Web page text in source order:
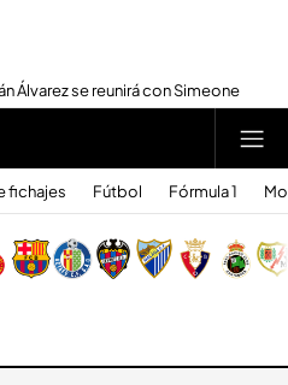
Álvarez se reunirá con Simeone
fichajes Fútbol Fórmula 1